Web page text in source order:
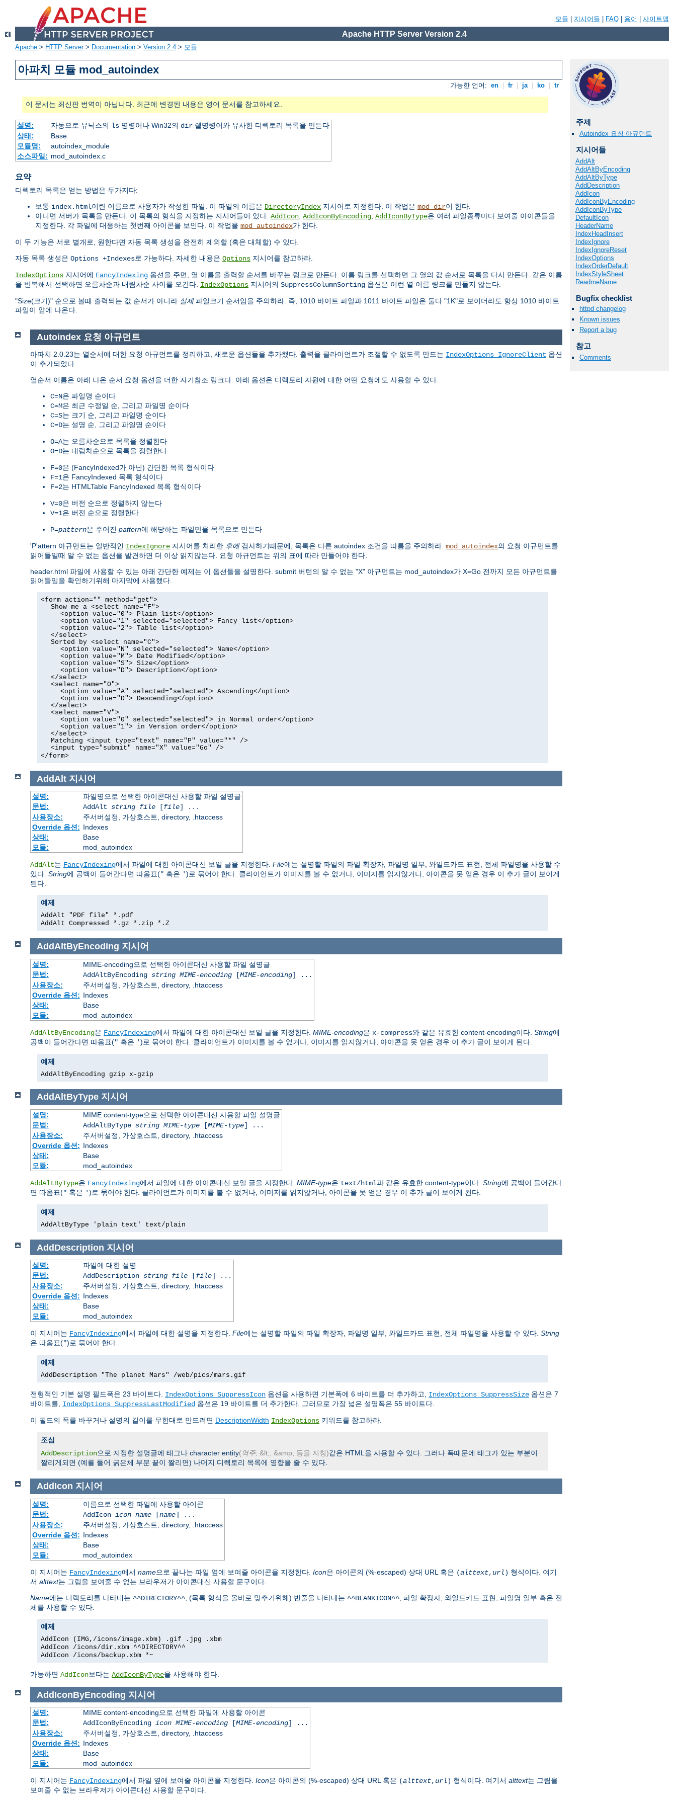
모듈 지시어들 FAQ 용어 사이트맵
Apache HTTP Server Version 2.4
Apache > HTTP Server> Documentation > Version 2.4 > 모듈
아파치 모듈 mod_autoindex
가능한 언어: en fr ja ko tr
이 문서는 최신판 번역이 아닙니다. 최근에 변경된 내용은 영어 문서를 참고하세요.
설명: 자동으로 유닉스의 ls명령어나 Win32의 dir쉘명령어와 유사한 디렉토리 목록을 만든다
상태:
Base
모듈명:
autoindex_module
소스파일: mod_autoindex.c
요약
디렉토리 목록은 얻는 방법은 두가지다:
보통 index.html이란 이름으로 사용자가 작성한 파일. 이 파일의 이름은 DirectoryIndex 지시어로 지정한다. 이 작업은 mod_dir이 한다.
아니면 서버가 목록을 만든다. 이 목록의 형식을 지정하는 지시어들이 있다. AddIcon, AddIconByEncoding, AddIconByType은 여러 파일종류마다 보여줄 아이콘들을
지정한다. 각 파일에 대응하는 첫번째 아이콘을 보인다. 이 작업을 mod_autoindex가 한다.
이 두 기능은 서로 별개로, 원한다면 자동 목록 생성을 완전히 제외할 (혹은 대체할) 수 있다.
자동 목록 생성은 Options +Indexes로 가능하다. 자세한 내용은 Options 지시어를 참고하라.
IndexOptions 지시어에 FancyIndexing 옵션을 주면, 열 이름을 출력할 순서를 바꾸는 링크로 만든다. 이름 링크를 선택하면 그 열의 값 순서로 목록을 다시 만든다. 같은 이름
을 반복해서 선택하면 오름차순과 내림차순 사이를 오간다. IndexOptions 지시어의 SuppressColumnSorting 옵션은 이런 열 이름 링크를 만들지 않는다.
"Size(크기)" 순으로 볼때 출력되는 값 순서가 아니라 실제파일크기 순서임을 주의하라. 즉, 1010 바이트 파일과 1011 바이트 파일은 둘다 "1K"로 보이더라도 항상 1010 바이트
파일이 앞에 나온다.
주제
Autoindex 요청 아규먼트
지시어들
AddAlt
AddAltByEncoding
AddAltByType
AddDescription
AddIcon
AddIconByEncoding
AddIconByType
DefaultIcon
HeaderName
IndexHeadInsert
IndexIgnore
IndexIgnoreReset
IndexOptions
IndexOrderDefault
IndexStyleSheet
ReadmeName
Bugfix checklist
httpd changelog
Known issues
Report a bug
참고
Comments
Autoindex 요청 아규먼트
아파치 2.0.23는 열순서에 대한 요청 아규먼트를 정리하고, 새로운 옵션들을 추가했다. 출력을 클라이언트가 조절할 수 없도록 만드는 IndexOptions IgnoreClient 옵션
이 추가되었다.
열순서 이름은 아래 나온 순서 요청 옵션을 더한 자기참조 링크다. 아래 옵션은 디렉토리 자원에 대한 어떤 요청에도 사용할 수 있다.
C=N은 파일명 순이다
C=M은 최근 수정일 순, 그리고 파일명 순이다
C=S는 크기 순, 그리고 파일명 순이다
C=D는 설명 순, 그리고 파일명 순이다
O=A는 오름차순으로 목록을 정렬한다
O=D는 내림차순으로 목록을 정렬한다
F=0은 (FancyIndexed가 아닌) 간단한 목록 형식이다
F=1은 FancyIndexed 목록 형식이다
F=2는 HTMLTable FancyIndexed 목록 형식이다
V=0은 버전 순으로 정렬하지 않는다
V=1은 버전 순으로 정렬한다
P=pattern은 주어진 pattern에 해당하는 파일만을 목록으로 만든다
'P'attern 아규먼트는 일반적인 IndexIgnore 지시어를 처리한 후에검사하기때문에, 목록은 다른 autoindex 조건을 따름을 주의하라. mod_autoindex의 요청 아규먼트를
읽어들일때 알 수 없는 옵션을 발견하면 더 이상 읽지않는다. 요청 아규먼트는 위의 표에 따라 만들어야 한다.
header.html 파일에 사용할 수 있는 아래 간단한 예제는 이 옵션들을 설명한다. submit 버턴의 알 수 없는 "X" 아규먼트는 mod_autoindex가 X=Go 전까지 모든 아규먼트를
읽어들임을 확인하기위해 마지막에 사용했다.
<form action="" method="get">
Show me a <select name="F">
<option value="0"> Plain list</option>
<option value="1" selected="selected"> Fancy list</option>
<option value="2"> Table list</option>
</select>
Sorted by <select name="C">
<option value="N" selected="selected"> Name</option>
<option value="M"> Date Modified</option>
<option value="S"> Size</option>
<option value="D"> Description</option>
</select>
<select name="O">
<option value="A" selected="selected"> Ascending</option>
<option value="D"> Descending</option>
</select>
<select name="V">
<option value="0" selected="selected"> in Normal order</option>
<option value="1"> in Version order</option>
</select>
Matching <input type="text" name="P" value="*" />
<input type="submit" name="X" value="Go" />
</form>
AddAlt 지시어
설명:
파일명으로 선택한 아이콘대신 사용할 파일 설명글
문법:
AddAlt string file[file] ...
사용장소:
주서버설정, 가상호스트, directory, .htaccess
Override 옵션: Indexes
상태:
Base
모듈:
mod_autoindex
AddAlt는 FancyIndexing에서 파일에 대한 아이콘대신 보일 글을 지정한다. File에는 설명할 파일의 파일 확장자, 파일명 일부, 와일드카드 표현, 전체 파일명을 사용할 수
있다. String에 공백이 들어간다면 따옴표(" 혹은 ')로 묶어야 한다. 클라이언트가 이미지를 볼 수 없거나, 이미지를 읽지않거나, 아이콘을 못 얻은 경우 이 추가 글이 보이게
된다.
예제
AddAlt "PDF file" *.pdf
AddAlt Compressed *.gz *.zip *.Z
AddAltByEncoding 지시어
설명:
MIME-encoding으로 선택한 아이콘대신 사용할 파일 설명글
문법:
AddAltByEncoding string MIME-encoding[MIME-encoding] ...
사용장소:
주서버설정, 가상호스트, directory, .htaccess
Override 옵션: Indexes
상태:
Base
모듈:
mod_autoindex
AddAltByEncoding은 FancyIndexing에서 파일에 대한 아이콘대신 보일 글을 지정한다. MIME-encoding은 x-compress와 같은 유효한 content-encoding이다. String에
공백이 들어간다면 따옴표(" 혹은 ')로 묶어야 한다. 클라이언트가 이미지를 볼 수 없거나, 이미지를 읽지않거나, 아이콘을 못 얻은 경우 이 추가 글이 보이게 된다.
예제
AddAltByEncoding gzip x-gzip
AddAltByType 지시어
설명:
MIME content-type으로 선택한 아이콘대신 사용할 파일 설명글
문법:
AddAltByType string MIME-type[MIME-type] ...
사용장소:
주서버설정, 가상호스트, directory, .htaccess
Override 옵션: Indexes
상태:
Base
모듈:
mod_autoindex
AddAltByType은 FancyIndexing에서 파일에 대한 아이콘대신 보일 글을 지정한다. MIME-type은 text/html과 같은 유효한 content-type이다. String에 공백이 들어간다
면 따옴표(" 혹은 ')로 묶어야 한다. 클라이언트가 이미지를 볼 수 없거나, 이미지를 읽지않거나, 아이콘을 못 얻은 경우 이 추가 글이 보이게 된다.
예제
AddAltByType 'plain text' text/plain
AddDescription 지시어
설명:
파일에 대한 설명
문법:
AddDescription string file[file] ...
사용장소:
주서버설정, 가상호스트, directory, .htaccess
Override 옵션: Indexes
상태:
Base
모듈:
mod_autoindex
이 지시어는 FancyIndexing에서 파일에 대한 설명을 지정한다. File에는 설명할 파일의 파일 확장자, 파일명 일부, 와일드카드 표현, 전체 파일명을 사용할 수 있다. String
은 따옴표(")로 묶어야 한다.
예제
AddDescription "The planet Mars" /web/pics/mars.gif
전형적인 기본 설명 필드폭은 23 바이트다. IndexOptions SuppressIcon 옵션을 사용하면 기본폭에 6 바이트를 더 추가하고, IndexOptions SuppressSize 옵션은 7
바이트를, IndexOptions SuppressLastModified 옵션은 19 바이트를 더 추가한다. 그러므로 가장 넓은 설명폭은 55 바이트다.
이 필드의 폭를 바꾸거나 설명의 길이를 무한대로 만드려면 DescriptionWidth IndexOptions 키워드를 참고하라.
조심
AddDescription으로 지정한 설명글에 태그나 character entity( 역주; &lt;, &amp; 등을 지칭)같은 HTML을 사용할 수 있다. 그러나 폭때문에 태그가 있는 부분이
짤리게되면 (예를 들어 굵은체 부분 끝이 짤리면) 나머지 디렉토리 목록에 영향을 줄 수 있다.
AddIcon 지시어
설명:
이름으로 선택한 파일에 사용할 아이콘
문법:
AddIcon icon name[name] ...
사용장소:
주서버설정, 가상호스트, directory, .htaccess
Override 옵션: Indexes
상태:
Base
모듈:
mod_autoindex
이 지시어는 FancyIndexing에서 name으로 끝나는 파일 옆에 보여줄 아이콘을 지정한다. Icon은 아이콘의 (%-escaped) 상대 URL 혹은 (alttext, url) 형식이다. 여기
서 alttext는 그림을 보여줄 수 없는 브라우저가 아이콘대신 사용할 문구이다.
Name에는 디렉토리를 나타내는 ^^DIRECTORY^^ , (목록 형식을 올바로 맞추기위해) 빈줄을 나타내는 ^^BLANKICON^^ , 파일 확장자, 와일드카드 표현, 파일명 일부 혹은 전
체를 사용할 수 있다.
예제
AddIcon (IMG,/icons/image.xbm) .gif .jpg .xbm
AddIcon /icons/dir.xbm ^^DIRECTORY^^
AddIcon /icons/backup.xbm *~
가능하면 AddIcon보다는 AddIconByType을 사용해야 한다.
AddIconByEncoding 지시어
설명:
MIME content-encoding으로 선택한 파일에 사용할 아이콘
문법:
AddIconByEncoding icon MIME-encoding[MIME-encoding] ...
사용장소:
주서버설정, 가상호스트, directory, .htaccess
Override 옵션: Indexes
상태:
Base
모듈:
mod_autoindex
이 지시어는 FancyIndexing에서 파일 옆에 보여줄 아이콘을 지정한다. Icon은 아이콘의 (%-escaped) 상대 URL 혹은 (alttext, url) 형식이다. 여기서 alttext는 그림을
보여줄 수 없는 브라우저가 아이콘대신 사용할 문구이다.